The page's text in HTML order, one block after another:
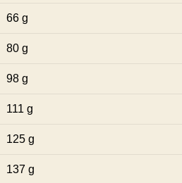
66 g
80 g
98 g
111 g
125 g
137 g